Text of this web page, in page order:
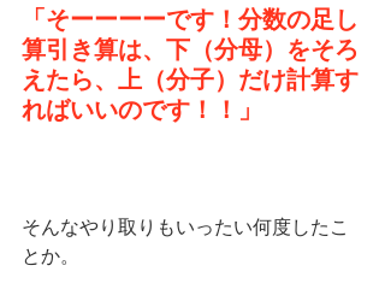
「そーーーーです！分数の足し
算引き算は、下（分母）をそろ
えたら、上（分子）だけ計算す
ればいいのです！！」
そんなやり取りもいったい何度したこ
とか。